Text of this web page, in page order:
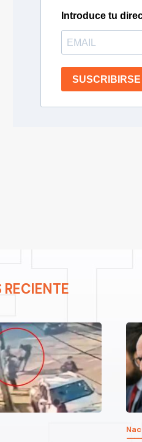
Introduce tu
SUSCRIBIRSE